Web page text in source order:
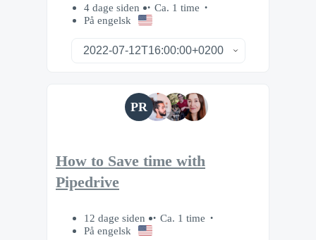
4 dage siden
Ca. 1 time
På engelsk
PR
How to Save time with
Pipedrive
12 dage siden
Ca. 1 time
På engelsk